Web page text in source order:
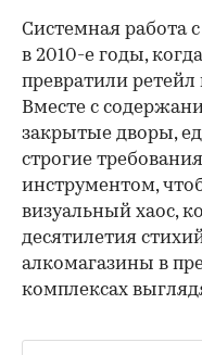
Системная работа
в 2010-е годы,
превратили ретейл
Вместе с
закрытые дворы,
строгие
инструментом,
визуальный хаос,
десятилетия
алкомагазины в
комплексах